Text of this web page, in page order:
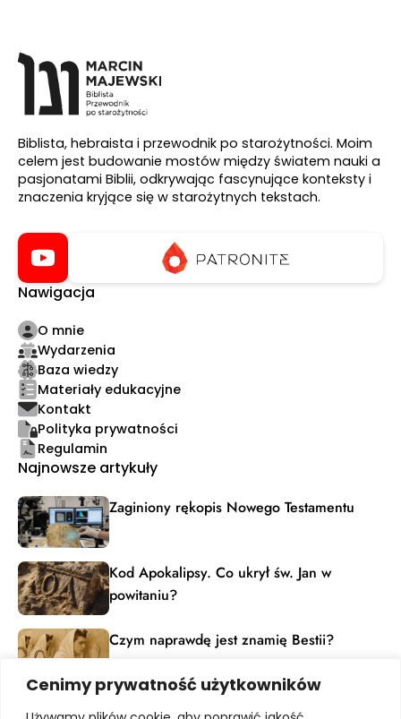
Cenimy prywatność użytkowników
Biblista, hebraista i przewodnik po starożytności. Moim
celem jest budowanie mostów między światem nauki a
pasjonatami Biblii, odkrywając fascynujące konteksty i
znaczenia kryjące się w starożytnych tekstach.
Nawigacja
O mnie
Wydarzenia
Baza wiedzy
Materiały edukacyjne
Kontakt
Polityka prywatności
Regulamin
Najnowsze artykuły
Zaginiony rękopis Nowego Testamentu
Kod Apokalipsy. Co ukrył św. Jan w
powitaniu?
Czym naprawdę jest znamię Bestii?
Materiały edukacyjne